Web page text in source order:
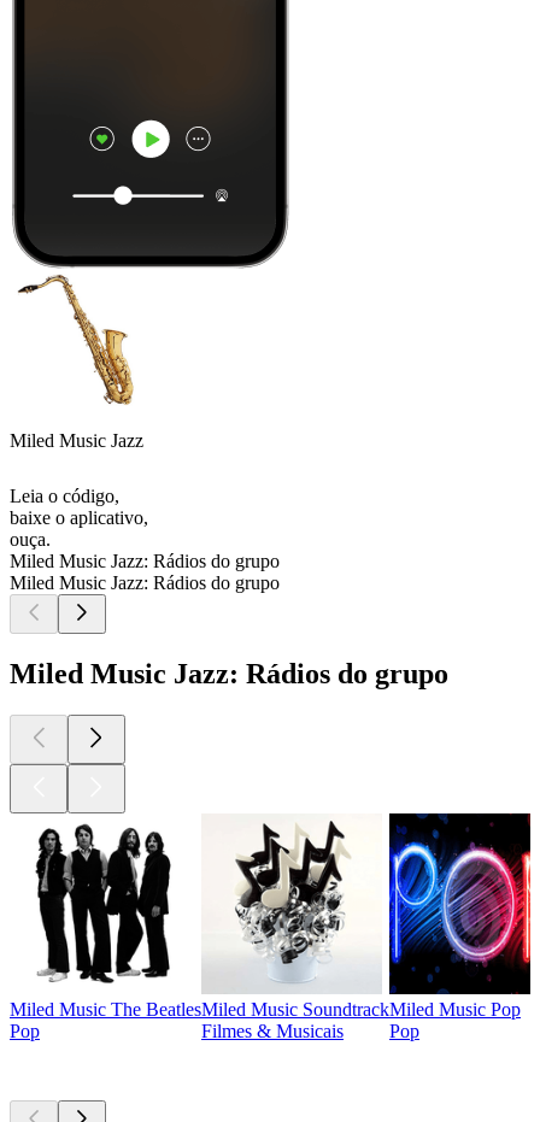
Miled Music Jazz
Leia o código,
baixe o aplicativo,
ouça.
Miled Music Jazz: Rádios do grupo
Miled Music Jazz: Rádios do grupo
Miled Music Jazz: Rádios do grupo
Miled Music The Beatles
Pop
Miled Music Soundtrack
Filmes & Musicais
Miled Music Pop
Pop